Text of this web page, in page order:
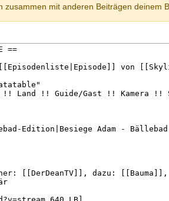
zusammen mit anderen Beiträgen deinem